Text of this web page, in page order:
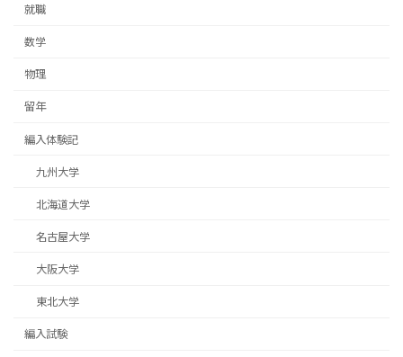
就職
数学
物理
留年
編入体験記
九州大学
北海道大学
名古屋大学
大阪大学
東北大学
編入試験